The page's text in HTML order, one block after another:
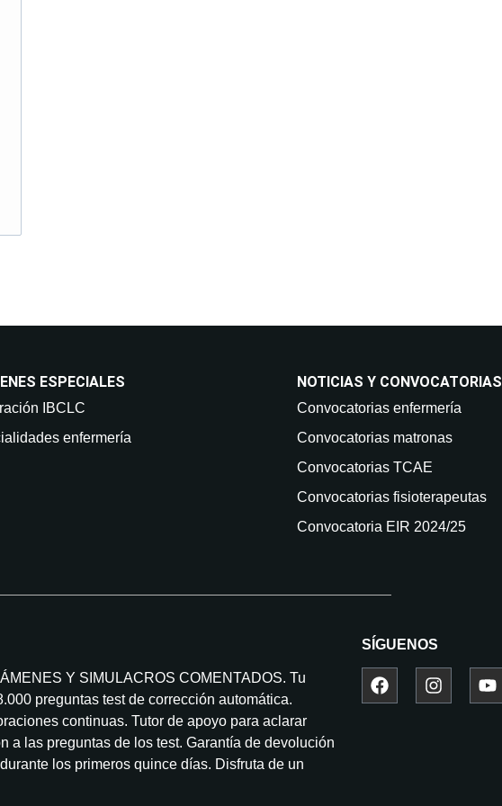
ESPECIALES
IBCLC
enfermería
NOTICIAS Y CONVOCATORIAS
Convocatorias enfermería
Convocatorias matronas
Convocatorias TCAE
Convocatorias fisioterapeutas
Convocatoria EIR 2024/25
Y SIMULACROS COMENTADOS. Tu
preguntas test de corrección automática.
continuas. Tutor de apoyo para aclarar
a las preguntas de los test. Garantía de devolución
los primeros quince días. Disfruta de un
SÍGUENOS